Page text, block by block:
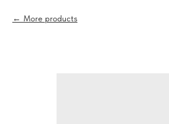
More products